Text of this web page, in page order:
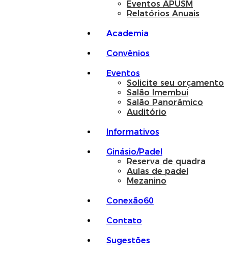
Eventos APUSM
Relatórios Anuais
Academia
Convênios
Eventos
Solicite seu orçamento
Salão Imembui
Salão Panorâmico
Auditório
Informativos
Ginásio/Padel
Reserva de quadra
Aulas de padel
Mezanino
Conexão60
Contato
Sugestões